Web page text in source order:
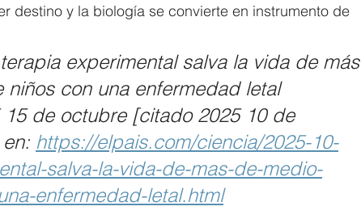
destino y la biología se convierte en instrumento de
experimental salva la vida de más
niños con una enfermedad letal
de octubre [citado 2025 10 de
https://elpais.com/ciencia/2025-10-
salva-la-vida-de-mas-de-medio-
enfermedad-letal.html